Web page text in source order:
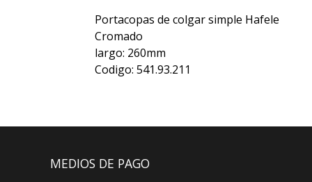
Portacopas de colgar simple Hafele
Cromado
largo: 260mm
Codigo: 541.93.211
MEDIOS DE PAGO